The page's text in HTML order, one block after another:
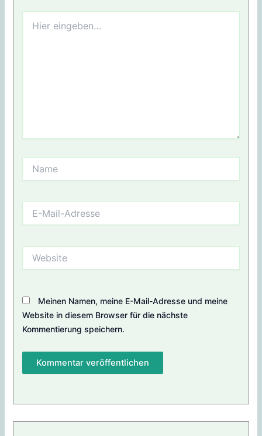
eingeben…
Mail-
Meinen Namen, meine E-Mail-Adresse und meine
Website in diesem Browser für die nächste
Kommentierung speichern.